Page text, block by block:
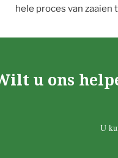
hele proces van
u ons
U